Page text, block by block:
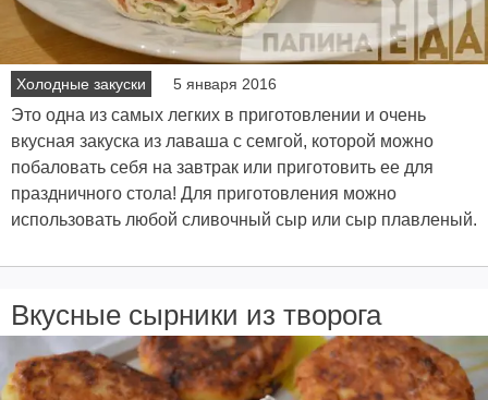
Холодные закуски 5 января 2016
Это одна из самых легких в приготовлении и очень
вкусная закуска из лаваша с семгой, которой можно
побаловать себя на завтрак или приготовить ее для
праздничного стола! Для приготовления можно
использовать любой сливочный сыр или сыр плавленый.
Вкусные сырники из творога